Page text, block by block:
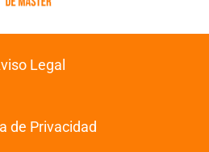
Legal
de Privacidad